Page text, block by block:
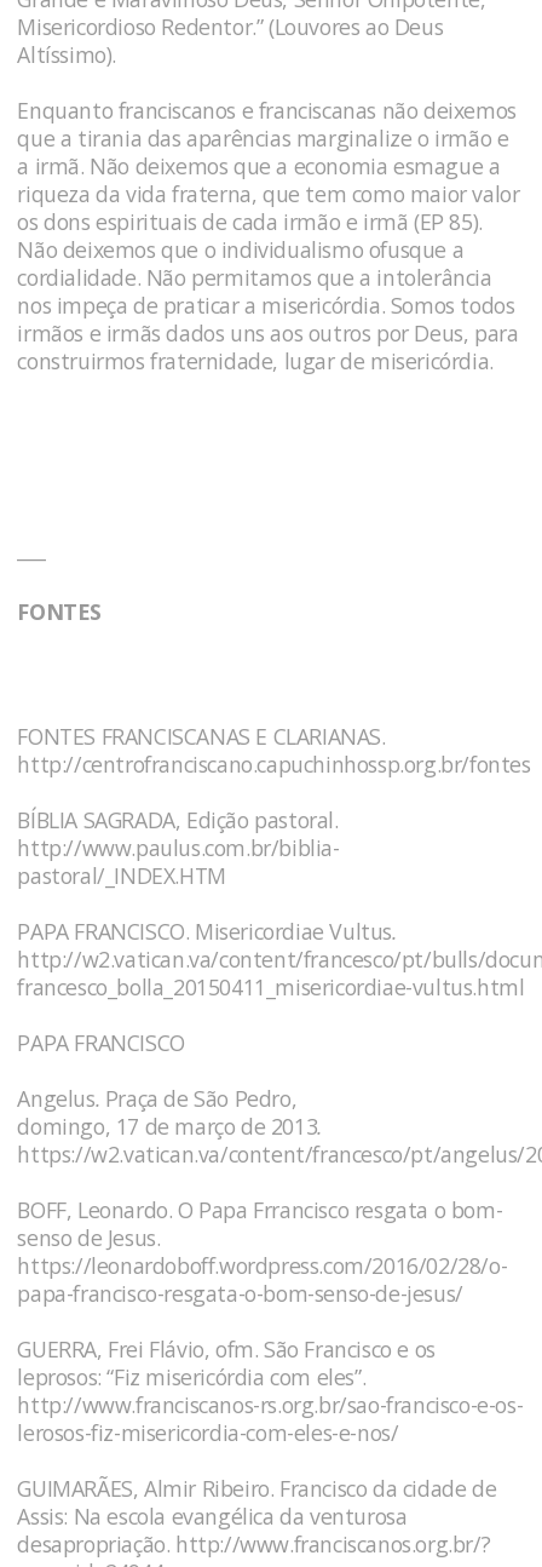
Misericordioso Redentor.” (Louvores ao Deus
Altíssimo).
Enquanto franciscanos e franciscanas não deixemos
que a tirania das aparências marginalize o irmão e
a irmã. Não deixemos que a economia esmague a
riqueza da vida fraterna, que tem como maior valor
os dons espirituais de cada irmão e irmã (EP 85).
Não deixemos que o individualismo ofusque a
cordialidade. Não permitamos que a intolerância
nos impeça de praticar a misericórdia. Somos todos
irmãos e irmãs dados uns aos outros por Deus, para
construirmos fraternidade, lugar de misericórdia.
FONTES
FONTES FRANCISCANAS E CLARIANAS.
http://centrofranciscano.capuchinhossp.org.br/fontes
BÍBLIA SAGRADA, Edição pastoral.
http://www.paulus.com.br/biblia-
pastoral/_INDEX.HTM
PAPA FRANCISCO. Misericordiae Vultus.
http://w2.vatican.va/content/francesco/pt/bulls/
francesco_bolla_20150411_misericordiae-vultus.html
PAPA FRANCISCO
Angelus. Praça de São Pedro,
domingo, 17 de março de 2013.
https://w2.vatican.va/content/francesco/pt/angelus/
BOFF, Leonardo. O Papa Frrancisco resgata o bom-
senso de Jesus.
https://leonardoboff.wordpress.com/2016/02/28/o-
papa-francisco-resgata-o-bom-senso-de-jesus/
GUERRA, Frei Flávio, ofm. São Francisco e os
leprosos: “Fiz misericórdia com eles”.
http://www.franciscanos-rs.org.br/sao-francisco-e-os-
lerosos-fiz-misericordia-com-eles-e-nos/
GUIMARÃES, Almir Ribeiro. Francisco da cidade de
Assis: Na escola evangélica da venturosa
desapropriação. http://www.franciscanos.org.br/?